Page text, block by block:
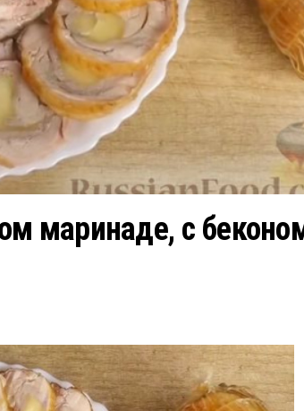
маринаде, с